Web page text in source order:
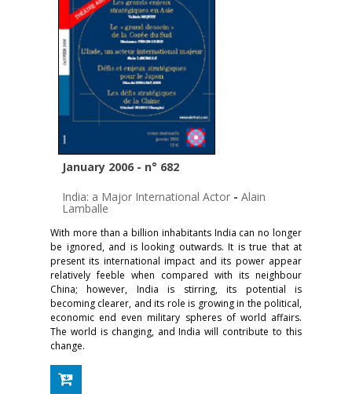
January 2006 - n° 682
India: a Major International Actor - Alain
Lamballe
With more than a billion inhabitants India can no longer
be ignored, and is looking outwards. It is true that at
present its international impact and its power appear
relatively feeble when compared with its neighbour
China; however, India is stirring, its potential is
becoming clearer, and its role is growing in the political,
economic end even military spheres of world affairs.
The world is changing, and India will contribute to this
change.